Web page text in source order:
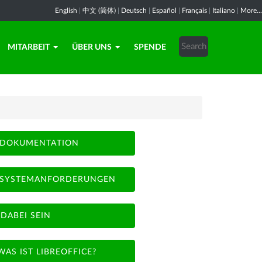
English 中文 (简体) Deutsch Español Français Italiano More...
MITARBEIT ÜBER UNS SPENDE
DOKUMENTATION
SYSTEMANFORDERUNGEN
DABEI SEIN
IST LIBREOFFICE?